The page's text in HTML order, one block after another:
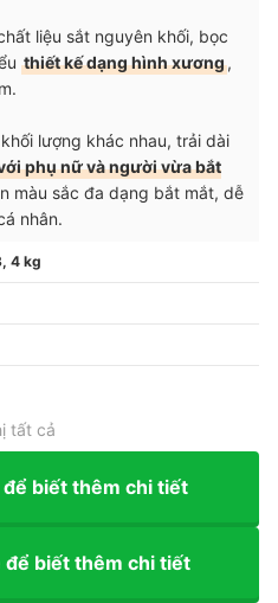
liệu sắt nguyên khối, bọc
thiết kế dạng hình xương,
lượng khác nhau, trải dài
phụ nữ và người vừa bắt
màu sắc đa dạng bắt mắt, dễ
nhân.
4 kg
tất cả
để biết thêm chi tiết
để biết thêm chi tiết